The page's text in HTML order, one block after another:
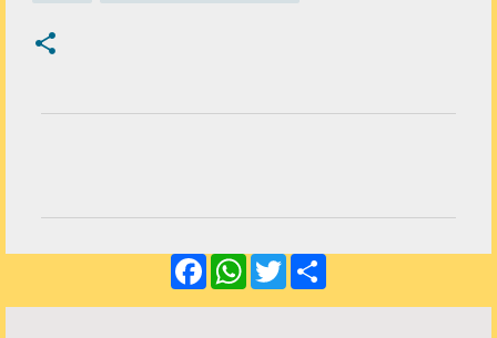
t
F
a
W
h
T
w